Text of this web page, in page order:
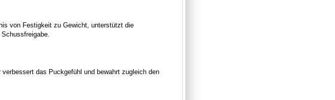
von Festigkeit zu Gewicht, unterstützt die
das Puckgefühl und bewahrt zugleich den